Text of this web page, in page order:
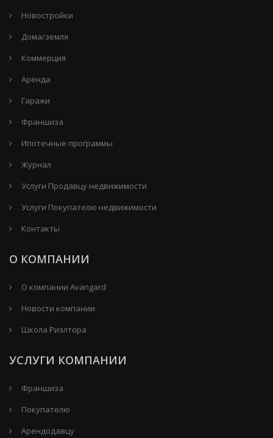
Новостройки
Дома/земля
Коммерция
Аренда
Гаражи
Франшиза
Ипотечные программы
Журнал
Услуги Продавцу недвижимости
Услуги Покупателю недвижимости
Контакты
О КОМПАНИИ
О компании Avangard
Новости компании
Школа Риэлтора
УСЛУГИ КОМПАНИИ
Франшиза
Покупателю
Арендодавцу